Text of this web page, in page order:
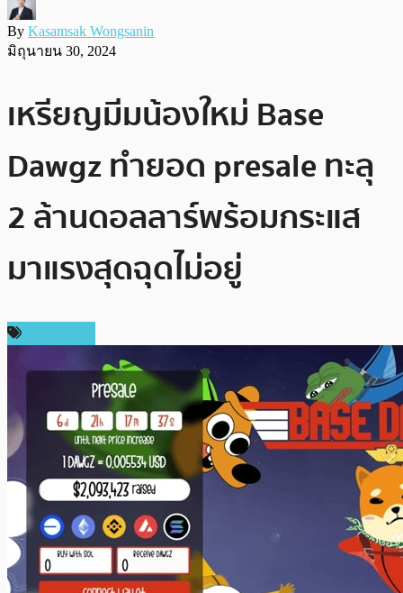
By Kasamsak Wongsanin
มิถุนายน 30, 2024
เหรียญมีมน้องใหม่ Base
Dawgz ทำยอด presale ทะลุ
2 ล้านดอลลาร์พร้อมกระแส
มาแรงสุดฉุดไม่อยู่